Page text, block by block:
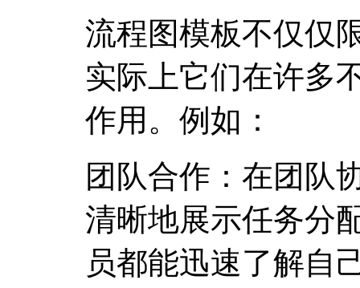
流程图模板不仅仅
实际上它们在许多
作用。例如：
团队合作：在团队
清晰地展示任务分
员都能迅速了解自